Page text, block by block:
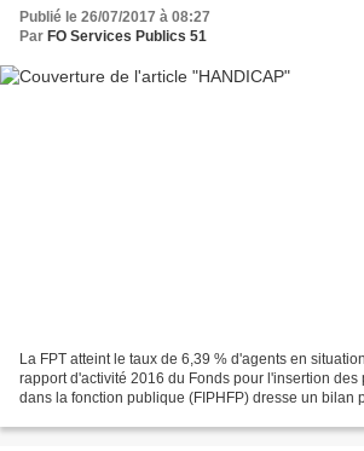
Publié le 26/07/2017 à 08:27
Par FO Services Publics 51
La FPT atteint le taux de 6,39 % d'agents en
rapport d'activité 2016 du Fonds pour l'insertion
dans la fonction publique (FIPHFP) dresse un bilan